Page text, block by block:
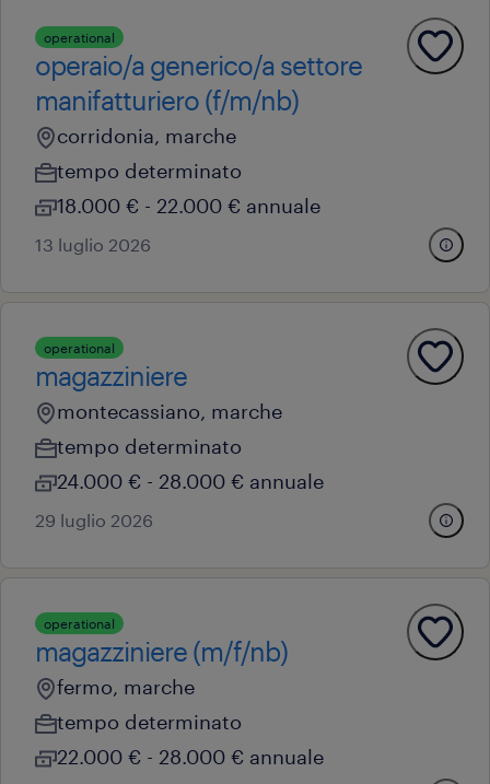
operational
operaio/a generico/a settore
manifatturiero (f/m/nb)
corridonia, marche
tempo determinato
18.000 € - 22.000 € annuale
13 luglio 2026
operational
magazziniere
montecassiano, marche
tempo determinato
24.000 € - 28.000 € annuale
29 luglio 2026
operational
magazziniere (m/f/nb)
fermo, marche
tempo determinato
22.000 € - 28.000 € annuale